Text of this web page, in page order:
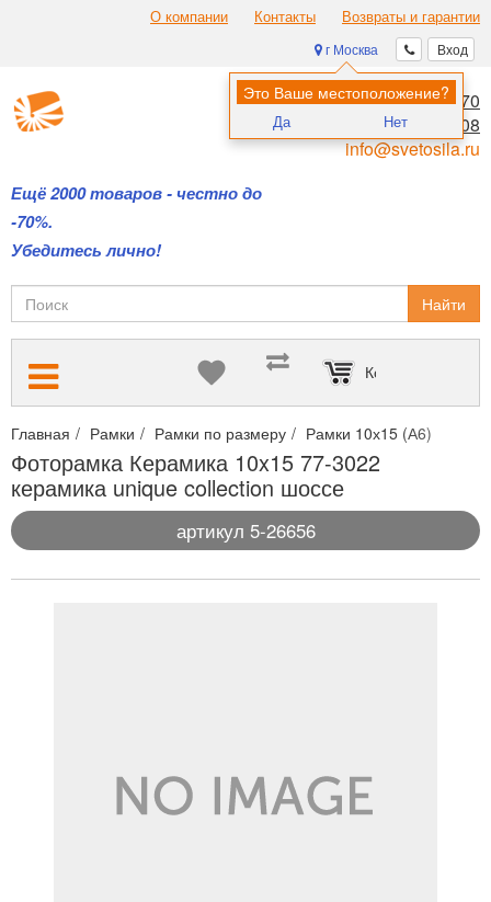
О компании Контакты Возвраты и гарантии
Вход
г Москва
Это Ваше местоположение?
Да Нет
Ещё 2000 товаров - честно до
-70%.
Убедитесь лично!
8 (495) 970-00-70
8 (800) 700-11-08
info@svetosila.ru
Найти
Корзина пуста
Главная Рамки Рамки по размеру Рамки 10х15 (А6)
Фоторамка Керамика 10x15 77-3022
керамика unique collection шоссе
артикул 5-26656